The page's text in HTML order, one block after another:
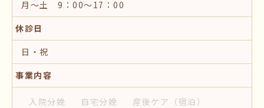
月～土 9：00～17：00
休診日
日・祝
事業内容
入院分娩 自宅分娩 産後ケア （宿泊）